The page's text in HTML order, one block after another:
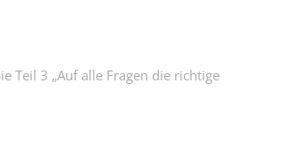
Teil 3 „Auf alle Fragen die richtige